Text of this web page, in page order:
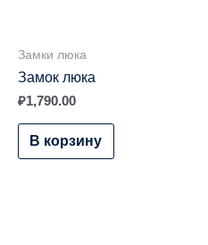
Замки люка
Замок люка
₽1,790.00
В корзину